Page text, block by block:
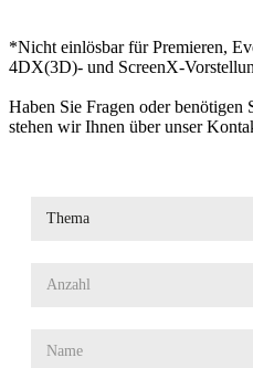
*Nicht einlösbar für Premieren,
4DX(3D)- und ScreenX-
Haben Sie Fragen oder
stehen wir Ihnen über unser